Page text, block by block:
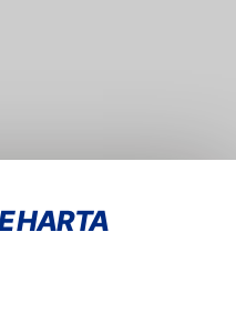
HARTA